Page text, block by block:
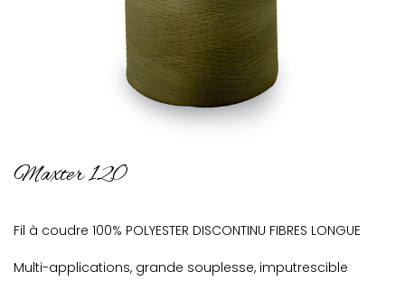
Maxter 120
Fil à coudre 100% POLYESTER DISCONTINU FIBRES LONGUE
Multi-applications, grande souplesse, imputrescible